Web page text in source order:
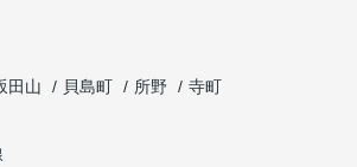
田山 貝島町 所野
寺町